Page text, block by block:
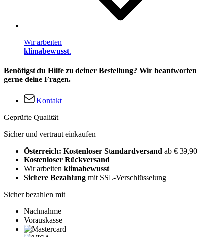
Wir arbeiten
klimabewusst.
Benötigst du Hilfe zu deiner Bestellung? Wir beantworten
gerne deine Fragen.
Kontakt
Geprüfte Qualität
Sicher und vertraut einkaufen
Österreich: Kostenloser Standardversand ab € 39,90
Kostenloser Rückversand
Wir arbeiten klimabewusst.
Sichere Bezahlung mit SSL-Verschlüsselung
Sicher bezahlen mit
Nachnahme
Vorauskasse